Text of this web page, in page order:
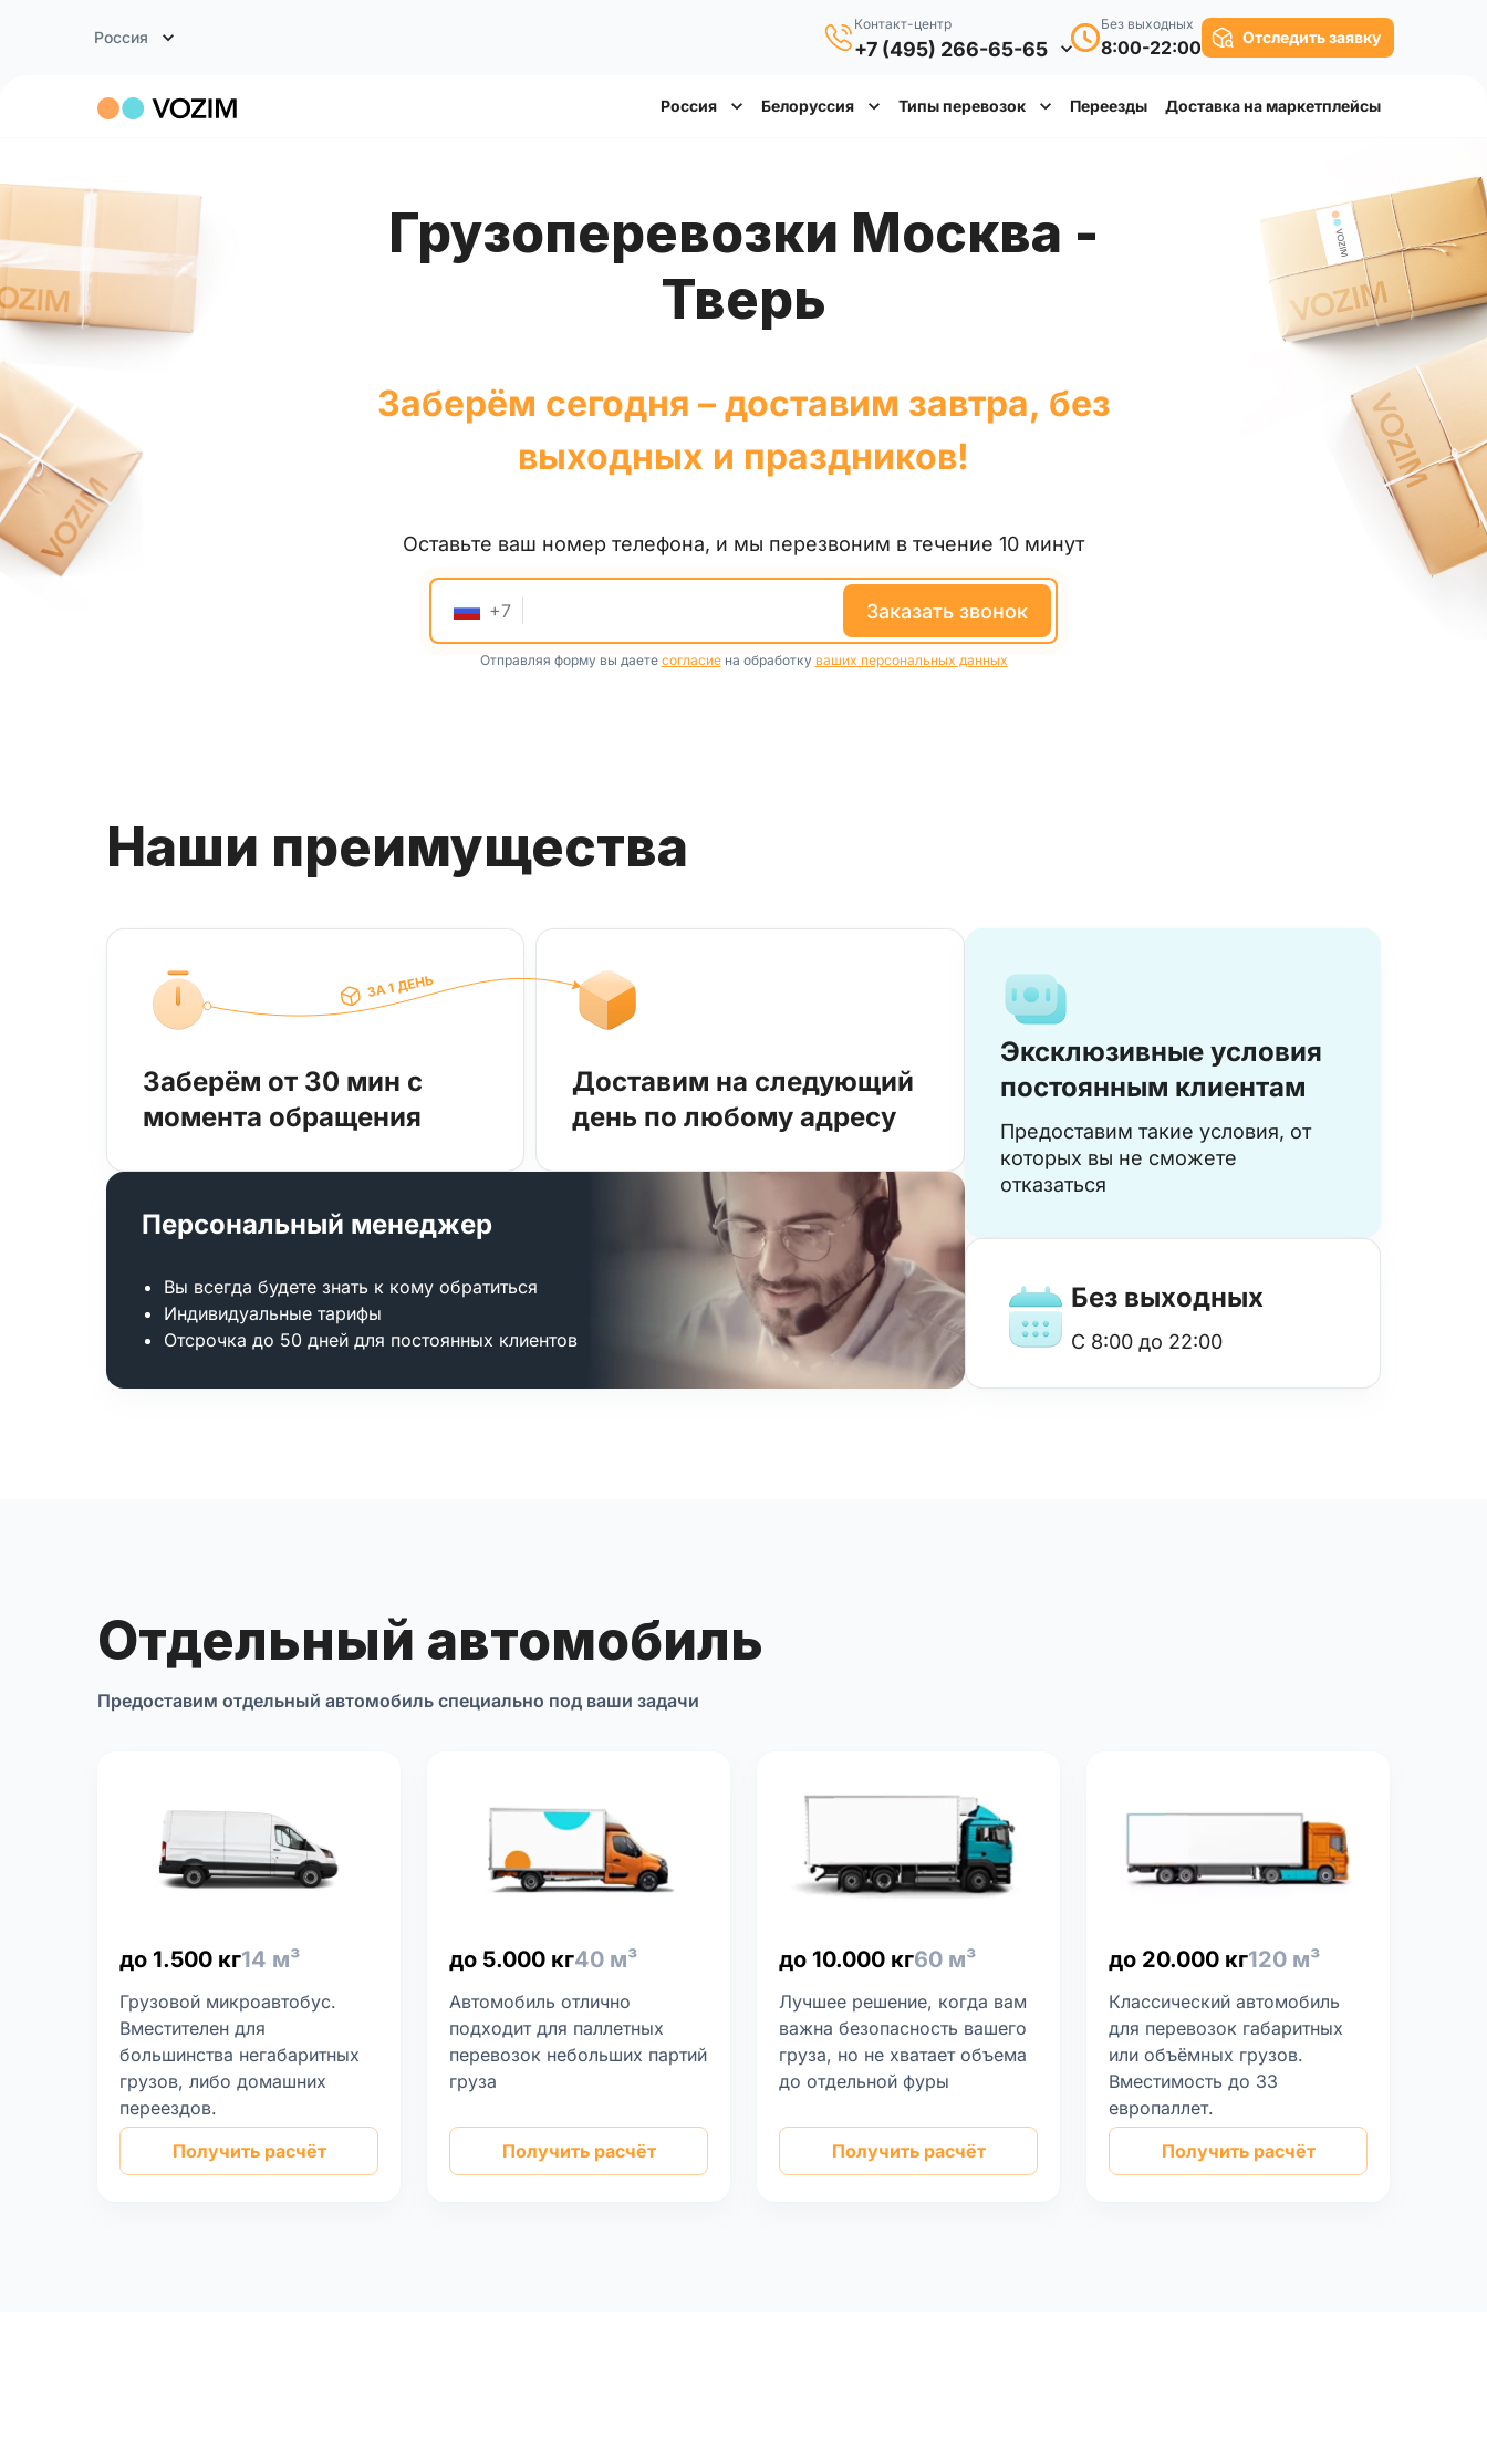
Россия
Контакт-центр
+7 (495) 266-65-65
Без выходных
8:00-22:00 Отследить заявку
Россия Белоруссия Типы перевозок Переезды Доставка на маркетплейсы
Грузоперевозки Москва -
Тверь
Заберём сегодня – доставим завтра, без
выходных и праздников!
Оставьте ваш номер телефона, и мы перезвоним в течение 10 минут
+7 заказать звонок
Отправляя форму вы даете согласиена обработку ваших персональных данных
Наши преимущества
Заберём от 30 мин с
момента обращения
Доставим на следующий
день по любому адресу
Персональный менеджер
Вы всегда будете знать к кому обратиться
Индивидуальные тарифы
Отсрочка до 50 дней для постоянных клиентов
Эксклюзивные условия
постоянным клиентам
Предоставим такие условия, от
которых вы не сможете
отказаться
Без выходных
с 8:00 до 22:00
Отдельный автомобиль
Предоставим отдельный автомобиль специально под ваши задачи
до 1.500 кг14 м³
Грузовой микроавтобус.
Вместителен для
большинства негабаритных
грузов, либо домашних
переездов.
Получить расчёт
до 5.000 кг40 м³
Автомобиль отлично
подходит для паллетных
перевозок небольших партий
груза
Получить расчёт
до 10.000 кг60 м³
Лучшее решение, когда вам
важна безопасность вашего
груза, но не хватает объема
до отдельной фуры
Получить расчёт
до 20.000 кг120 м³
Классический автомобиль
для перевозок габаритных
или объёмных грузов.
Вместимость до 33
европаллет.
Получить расчёт